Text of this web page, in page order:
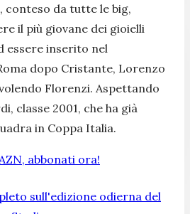
conteso da tutte le big,
il più giovane dei gioielli
essere inserito nel
dopo Cristante, Lorenzo
Florenzi. Aspettando
classe 2001, che ha già
in Coppa Italia.
abbonati ora!
sull'edizione odierna del